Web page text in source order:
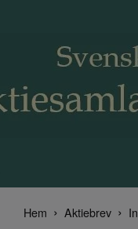
Hem Aktiebrev